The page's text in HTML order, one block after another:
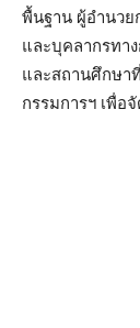
พื้นฐาน ผู้อำนวย
และบุคลากรทา
และสถานศึกษา
กรรมการฯ เพื่